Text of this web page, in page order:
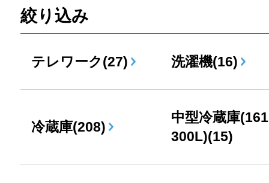
絞り込み
テレワーク(27) 洗濯機(16)
冷蔵庫(208)
中型冷蔵庫
300L)(15)